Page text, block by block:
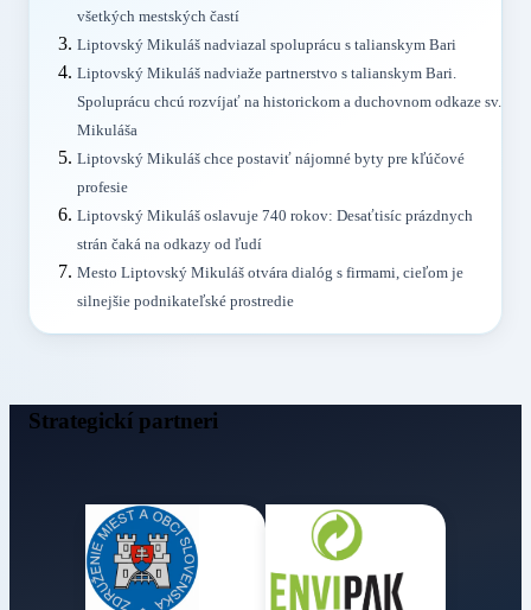
všetkých mestských častí
Liptovský Mikuláš nadviazal spoluprácu s talianskym Bari
Liptovský Mikuláš nadviaže partnerstvo s talianskym Bari.
Spoluprácu chcú rozvíjať na historickom a duchovnom odkaze sv.
Mikuláša
Liptovský Mikuláš chce postaviť nájomné byty pre kľúčové
profesie
Liptovský Mikuláš oslavuje 740 rokov: Desaťtisíc prázdnych
strán čaká na odkazy od ľudí
Mesto Liptovský Mikuláš otvára dialóg s firmami, cieľom je
silnejšie podnikateľské prostredie
Strategickí partneri